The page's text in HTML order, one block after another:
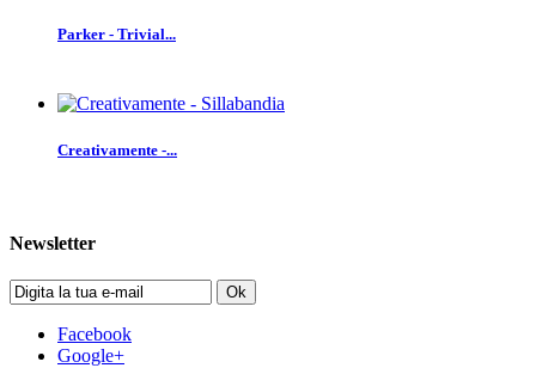
Parker - Trivial...
Creativamente -...
Newsletter
Ok
Facebook
Google+